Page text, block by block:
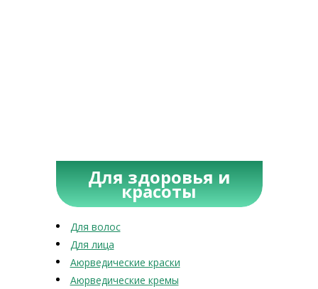
Для здоровья и
красоты
Для волос
Для лица
Аюрведические краски
Аюрведические кремы